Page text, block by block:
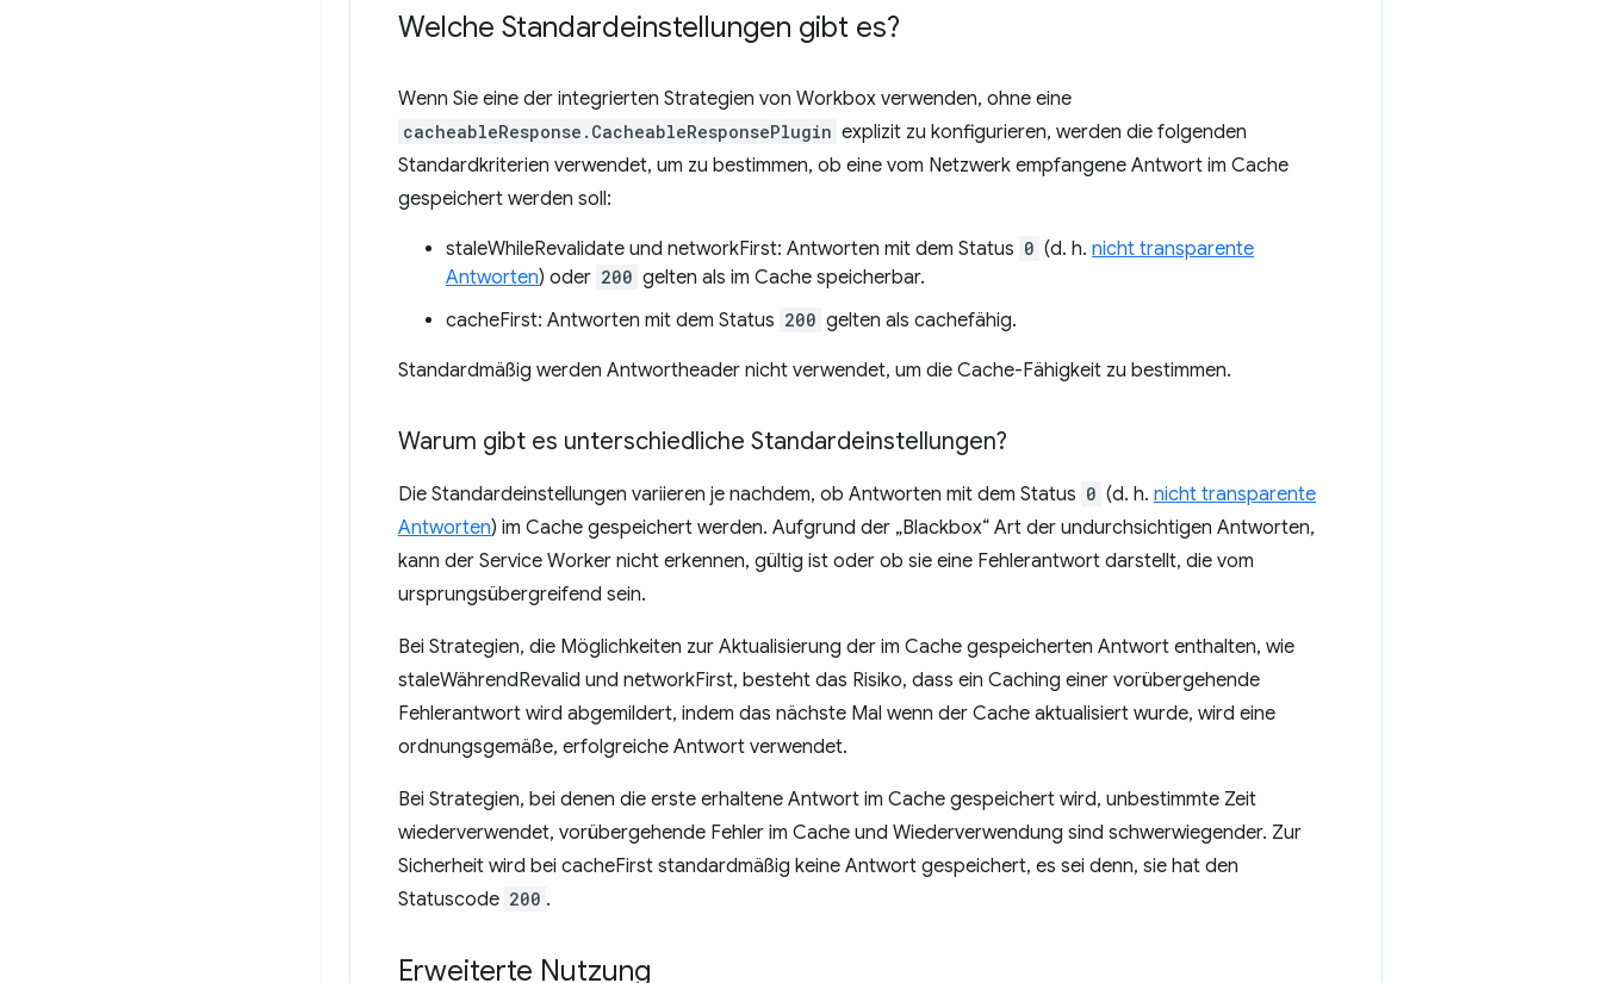
Welche Standardeinstellungen gibt es?
Wenn Sie eine der integrierten Strategien von Workbox verwenden, ohne eine
cacheableResponse.CacheableResponsePlugin explizit zu konfigurieren, werden die folgenden
Standardkriterien verwendet, um zu bestimmen, ob eine vom Netzwerk empfangene Antwort im Cache
gespeichert werden soll:
staleWhileRevalidate und networkFirst: Antworten mit dem Status 0 (d. h. nicht transparente
Antworten) oder 200 gelten als im Cache speicherbar.
cacheFirst: Antworten mit dem Status 200 gelten als cachefähig.
Standardmäßig werden Antwortheader nicht verwendet, um die Cache-Fähigkeit zu bestimmen.
Warum gibt es unterschiedliche Standardeinstellungen?
Die Standardeinstellungen variieren je nachdem, ob Antworten mit dem Status 0 (d. h. nicht transparente
Antworten) im Cache gespeichert werden. Aufgrund der „Blackbox“ Art der undurchsichtigen Antworten,
kann der Service Worker nicht erkennen, gültig ist oder ob sie eine Fehlerantwort darstellt, die vom
ursprungsübergreifend sein.
Bei Strategien, die Möglichkeiten zur Aktualisierung der im Cache gespeicherten Antwort enthalten, wie
staleWährendRevalid und networkFirst, besteht das Risiko, dass ein Caching einer vorübergehende
Fehlerantwort wird abgemildert, indem das nächste Mal wenn der Cache aktualisiert wurde, wird eine
ordnungsgemäße, erfolgreiche Antwort verwendet.
Bei Strategien, bei denen die erste erhaltene Antwort im Cache gespeichert wird, unbestimmte Zeit
wiederverwendet, vorübergehende Fehler im Cache und Wiederverwendung sind schwerwiegender. Zur
Sicherheit wird bei cacheFirst standardmäßig keine Antwort gespeichert, es sei denn, sie hat den
Statuscode 200 .
Erweiterte Nutzung